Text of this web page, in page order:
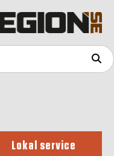
Lokal service